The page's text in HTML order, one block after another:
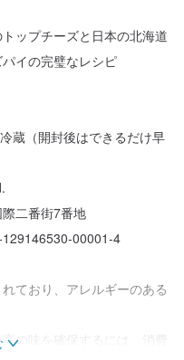
ップチーズと日本の北海道
イの完璧なレシピ
蔵（開封後はできるだけ早
二番街7番地
00001-4
ており、アレルギーのある
の味を確保するには、消費